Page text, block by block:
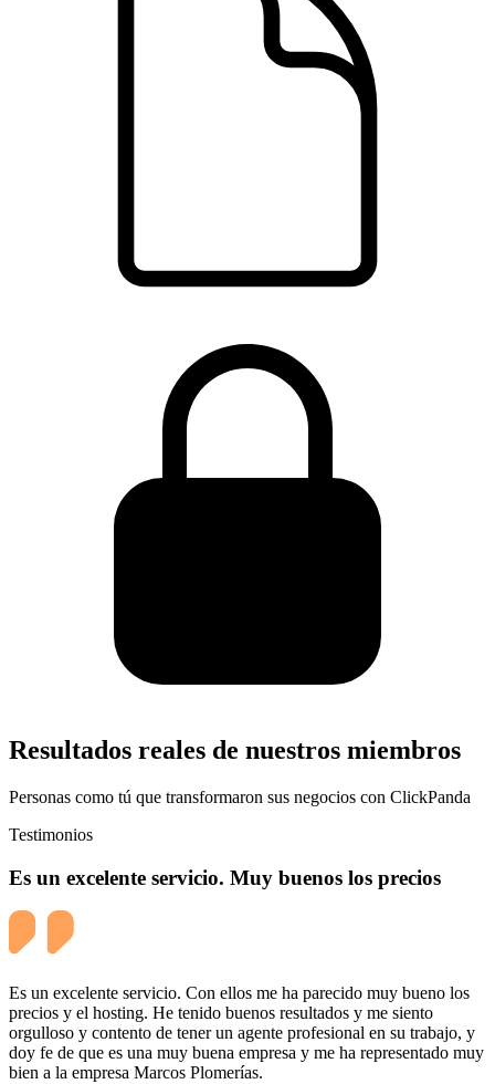
Resultados reales de nuestros miembros
Personas como tú que transformaron sus negocios con ClickPanda
Testimonios
Es un excelente servicio. Muy buenos los precios
Es un excelente servicio. Con ellos me ha parecido muy bueno los
precios y el hosting. He tenido buenos resultados y me siento
orgulloso y contento de tener un agente profesional en su trabajo, y
doy fe de que es una muy buena empresa y me ha representado muy
bien a la empresa Marcos Plomerías.